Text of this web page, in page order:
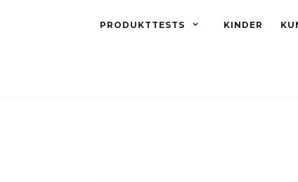
PRODUKTTESTS KINDER